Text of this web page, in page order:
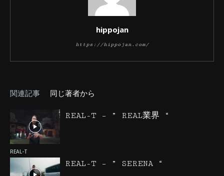
hippojan
https://hippojan.com/
関連記事 同じ著者から
REAL-T
REAL-T – ” REAL業界 “
REAL-T – ” SERENA “